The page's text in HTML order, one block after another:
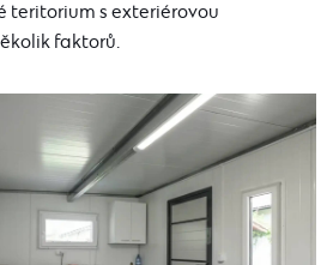
teritorium s exteriérovou
faktorů.